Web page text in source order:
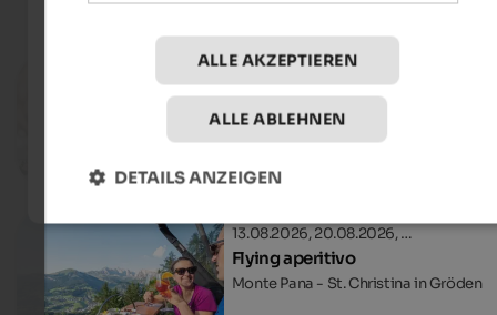
Eventsin Gröden
11.08.2026, 18.08.2026, …
Handwerker Erlebnis Markt
Ortszentrum - St. Christina in Gröden
13.08.2026, 20.08.2026, …
Flying aperitivo
Monte Pana - St. Christina in Gröden
ALLE AKZEPTIEREN
ALLE ABLEHNEN
DETAILS ANZEIGEN